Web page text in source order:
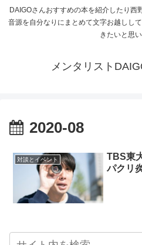
DAIGOさんおすすめの本を紹介したり西
音源を自分なりにまとめて文字お越しし
きたいと思い
メンタリスト
2020-08
対談とイベント
TBS東
パクリ